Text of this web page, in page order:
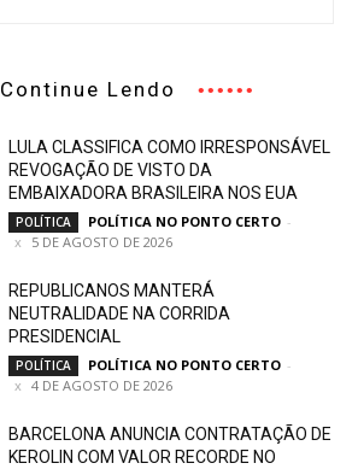
Continue Lendo
LULA CLASSIFICA COMO IRRESPONSÁVEL
REVOGAÇÃO DE VISTO DA
EMBAIXADORA BRASILEIRA NOS EUA
POLÍTICA POLÍTICA NO PONTO CERTO -
5 DE AGOSTO DE 2026
REPUBLICANOS MANTERÁ
NEUTRALIDADE NA CORRIDA
PRESIDENCIAL
POLÍTICA POLÍTICA NO PONTO CERTO -
4 DE AGOSTO DE 2026
BARCELONA ANUNCIA CONTRATAÇÃO DE
KEROLIN COM VALOR RECORDE NO